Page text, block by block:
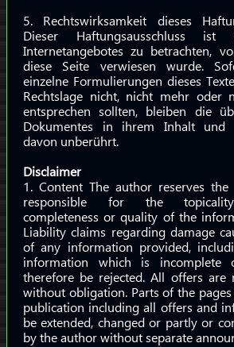
5. Rechtswirksamkeit dieses
Dieser Haftungsausschluss
Internetangebotes zu betrachten,
diese Seite verwiesen wurde.
einzelne Formulierungen dieses
Rechtslage nicht, nicht mehr oder
entsprechen sollten, bleiben die
Dokumentes in ihrem Inhalt und
davon unberührt.
Disclaimer
1. Content The author reserves
responsible for the
completeness or quality of the
Liability claims regarding damage
of any information provided,
information which is incomplete
therefore be rejected. All offers are
without obligation. Parts of the
publication including all offers and
be extended, changed or partly or
by the author without separate